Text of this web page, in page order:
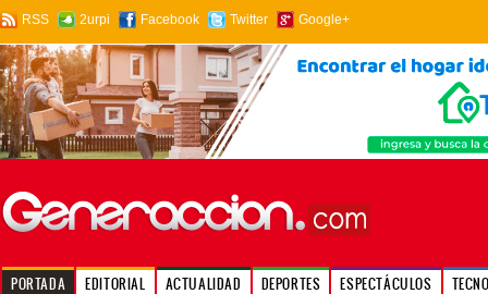
RSS 2urpi Facebook Twitter Google+
PORTADA EDITORIAL ACTUALIDAD DEPORTES ESPECTÁCULOS